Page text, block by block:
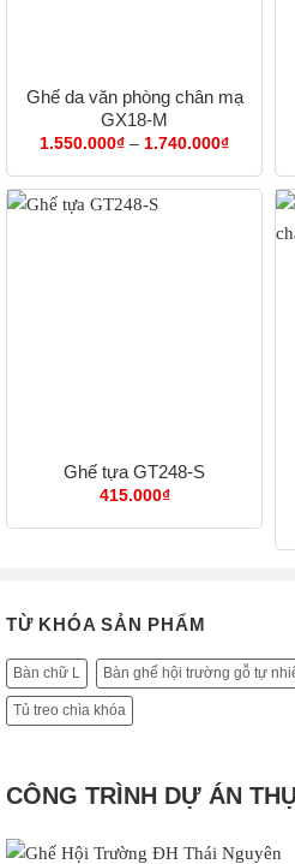
Ghế da văn phòng chân mạ
GX18-M
1.550.000₫ – 1.740.000₫Khoảng
từ
Ghế tựa GT248-S
415.000₫
TỪ KHÓA SẢN PHẨM
Bàn chữ L Bàn ghế hội trường gỗ tự
Tủ treo chìa khóa
CÔNG TRÌNH DỰ ÁN